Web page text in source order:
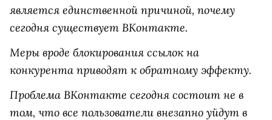
является единственной причиной, почему
сегодня существует ВКонтакте.
Меры вроде блокирования ссылок на
конкурента приводят к обратному эффекту.
Проблема ВКонтакте сегодня состоит не в
том, что все пользователи внезапно уйдут в